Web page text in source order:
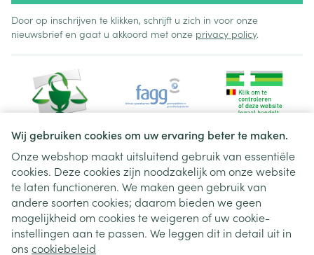
Wij gebruiken cookies om uw ervaring beter te maken.
Onze webshop maakt uitsluitend gebruik van essentiële
cookies. Deze cookies zijn noodzakelijk om onze website
te laten functioneren. We maken geen gebruik van
andere soorten cookies; daarom bieden we geen
mogelijkheid om cookies te weigeren of uw cookie-
instellingen aan te passen. We leggen dit in detail uit in
ons cookiebeleid
Door op inschrijven te klikken, schrijft u zich in voor onze
nieuwsbrief en gaat u akkoord met onze privacy policy.
Juridische links